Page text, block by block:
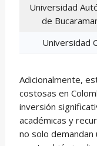
Universidad
de
Universidad
Adicionalmente,
costosas en
inversión
académicas y
no solo